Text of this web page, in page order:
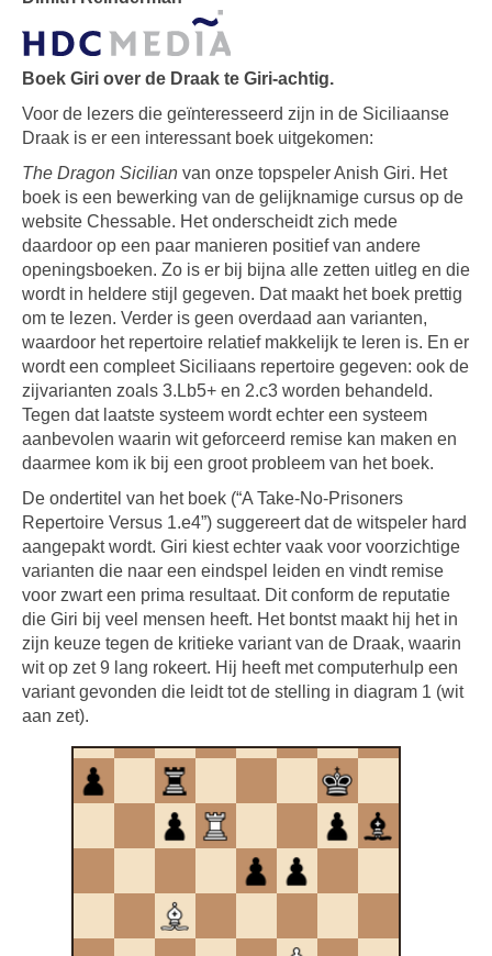
Boek Giri over de Draak te Giri-achtig.
Voor de lezers die geïnteresseerd zijn in de Siciliaanse
Draak is er een interessant boek uitgekomen:
The Dragon Sicilian van onze topspeler Anish Giri. Het
boek is een bewerking van de gelijknamige cursus op de
website Chessable. Het onderscheidt zich mede
daardoor op een paar manieren positief van andere
openingsboeken. Zo is er bij bijna alle zetten uitleg en die
wordt in heldere stijl gegeven. Dat maakt het boek prettig
om te lezen. Verder is geen overdaad aan varianten,
waardoor het repertoire relatief makkelijk te leren is. En er
wordt een compleet Siciliaans repertoire gegeven: ook de
zijvarianten zoals 3.Lb5+ en 2.c3 worden behandeld.
Tegen dat laatste systeem wordt echter een systeem
aanbevolen waarin wit geforceerd remise kan maken en
daarmee kom ik bij een groot probleem van het boek.
De ondertitel van het boek (“A Take-No-Prisoners
Repertoire Versus 1.e4”) suggereert dat de witspeler hard
aangepakt wordt. Giri kiest echter vaak voor voorzichtige
varianten die naar een eindspel leiden en vindt remise
voor zwart een prima resultaat. Dit conform de reputatie
die Giri bij veel mensen heeft. Het bontst maakt hij het in
zijn keuze tegen de kritieke variant van de Draak, waarin
wit op zet 9 lang rokeert. Hij heeft met computerhulp een
variant gevonden die leidt tot de stelling in diagram 1 (wit
aan zet).